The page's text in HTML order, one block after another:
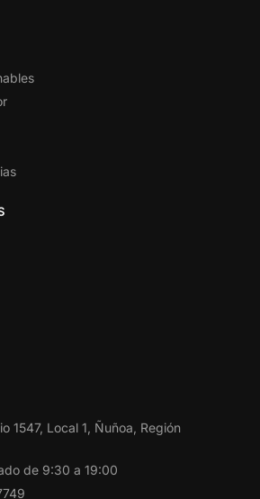
1547, Local 1, Ñuñoa, Región
de 9:30 a 19:00